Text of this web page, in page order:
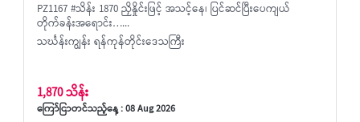
PZ1167 #သိန်း 1870 ညှိနှိုင်းဖြင့် အသင့်နေ၊ ပြင်ဆင်ပြီးပေကျယ်
တိုက်ခန်းအရောင်း…...
သင်္ဃန်းကျွန်း ရန်ကုန်တိုင်းဒေသကြီး
1,870 သိန်း
ကြော်ငြာတင်သည့်နေ့ : 08 Aug 2026